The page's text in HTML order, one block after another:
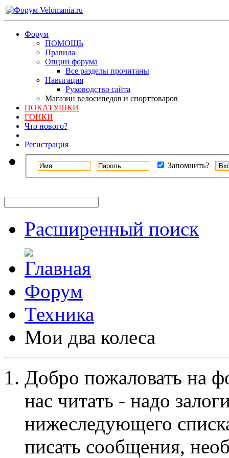
Форум
ПОМОЩЬ
Правила
Опции форума
Все разделы прочитаны
Навигация
Руководство сайта
Магазин велосипедов и спорттоваров
ПОКАТУШКИ
ГОНКИ
Что нового?
Регистрация
Запомнить?
Расширенный поиск
Форум
Техника
Мои два колеса
Добро пожаловать на
нас читать - надо
нижеследующего
писать сообщения,